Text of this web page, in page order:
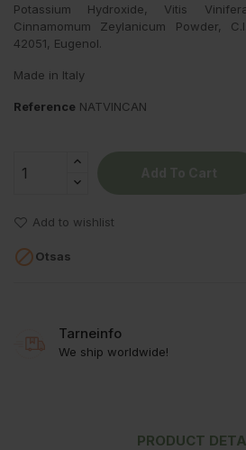
Potassium Hydroxide, Vitis
Cinnamomum Zeylanicum Powder,
42051, Eugenol.
Made in Italy
Reference NATVINCAN
Add to wishlist
Otsas
Tarneinfo
We ship worldwide!
PRODUCT